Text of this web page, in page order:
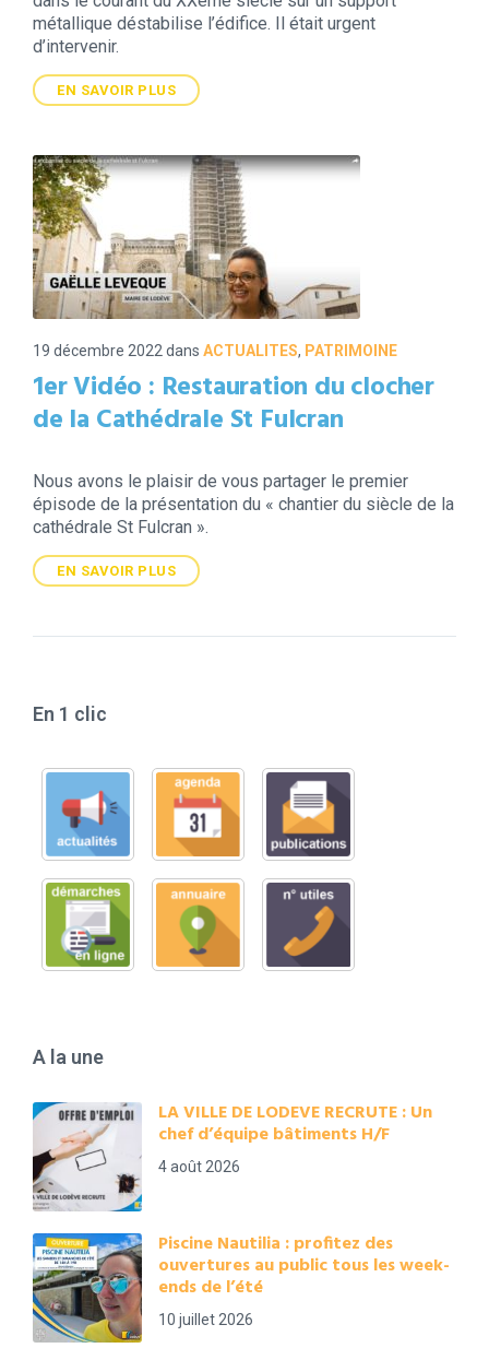
métallique déstabilise l’édifice. Il était urgent
d’intervenir.
EN SAVOIR PLUS
19 décembre 2022dans ACTUALITES, PATRIMOINE
1er Vidéo : Restauration du clocher
de la Cathédrale St Fulcran
Nous avons le plaisir de vous partager le premier
épisode de la présentation du « chantier du siècle de la
cathédrale St Fulcran ».
EN SAVOIR PLUS
En 1 clic
A la une
LA VILLE DE LODEVE RECRUTE : Un
chef d’équipe bâtiments H/F
4 août 2026
Piscine Nautilia : profitez des
ouvertures au public tous les week-
ends de l’été
10 juillet 2026